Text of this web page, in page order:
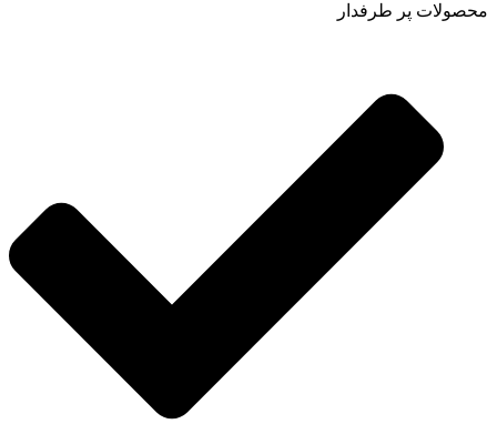
محصولات پر طرفدار